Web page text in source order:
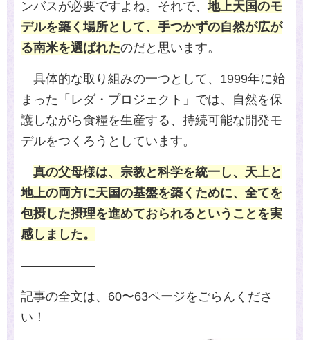
ンバスが必要ですよね。それで、地上天国のモ
デルを築く場所として、手つかずの自然が広が
る南米を選ばれたのだと思います。
具体的な取り組みの一つとして、 1999年に始
まった「レダ・プロジェクト」では、自然を保
護しながら食糧を生産する、持続可能な開発モ
デルをつくろうとしています。
真の父母様は、宗教と科学を統一し、天上と
地上の両方に天国の基盤を築くために、全てを
包摂した摂理を進めておられるということを実
感しました。
――――――
記事の全文は、 60〜63ページをごらんくださ
い！